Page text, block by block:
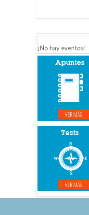
¡No hay eventos!
Apuntes
VER MÁS
Tests
VER MÁS